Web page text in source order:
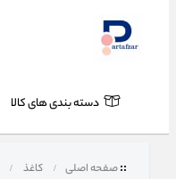
دسته بندی های کالا
صفحه اصلی کاغذ